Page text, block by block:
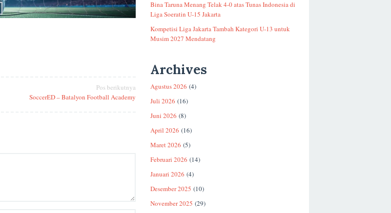
Pos berikutnya
SoccerED – Batalyon Football Academy
Bina Taruna Menang Telak 4-0 atas Tunas Indonesia di
Liga Soeratin U-15 Jakarta
Kompetisi Liga Jakarta Tambah Kategori U-13 untuk
Musim 2027 Mendatang
Archives
Agustus 2026 (4)
Juli 2026 (16)
Juni 2026 (8)
April 2026 (16)
Maret 2026 (5)
Februari 2026 (14)
Januari 2026 (4)
Desember 2025 (10)
November 2025 (29)